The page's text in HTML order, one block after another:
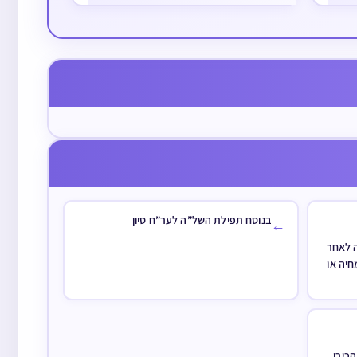
בישיבה, והוא כדי לקיים דין זה
שניה של שבת האם יאכל
לאחר
או
←בנוסח תפילת השל”ה לער”ח סיון